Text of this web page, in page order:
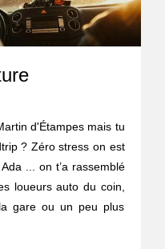
d'Étampes mais tu
? Zéro stress on est
... on t’a rassemblé
loueurs auto du coin,
gare ou un peu plus